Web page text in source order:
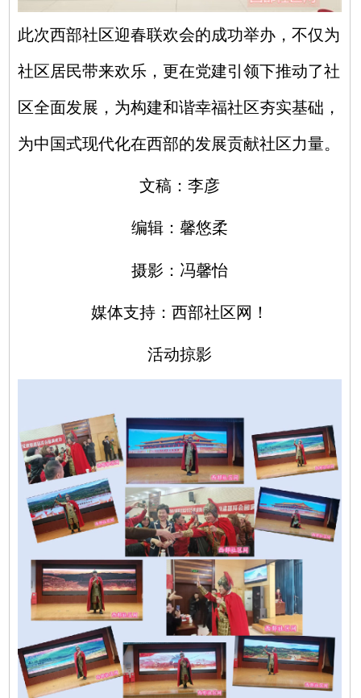
此次西部社区迎春联欢会的成功举办，不仅为
社区居民带来欢乐，更在党建引领下推动了社
区全面发展，为构建和谐幸福社区夯实基础，
为中国式现代化在西部的发展贡献社区力量。
文稿：李彦
编辑：馨悠柔
摄影：冯馨怡
媒体支持：西部社区网！
活动掠影